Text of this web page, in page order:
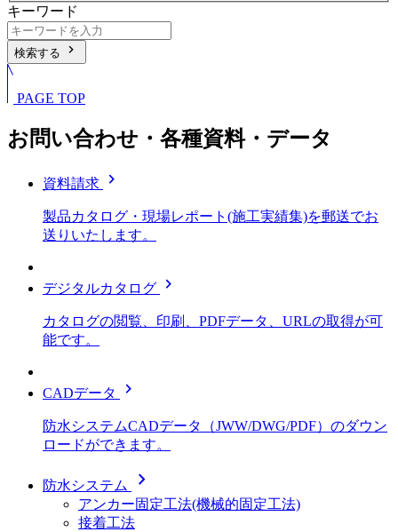
キーワード
検索する chevron_right
PAGE TOP
お問い合わせ・各種資料・データ
資料請求 chevron_right
製品カタログ・現場レポート(施工実績集)を郵送でお
送りいたします。
デジタルカタログ chevron_right
カタログの閲覧、印刷、PDFデータ、URLの取得が可
能です。
CADデータ chevron_right
防水システムCADデータ（JWW/DWG/PDF）のダウン
ロードができます。
防水システム chevron_right
アンカー固定工法(機械的固定工法)
接着工法